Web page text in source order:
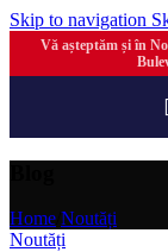
Skip to navigation
Vă așteptăm și în
Home Noutăți
Noutăți